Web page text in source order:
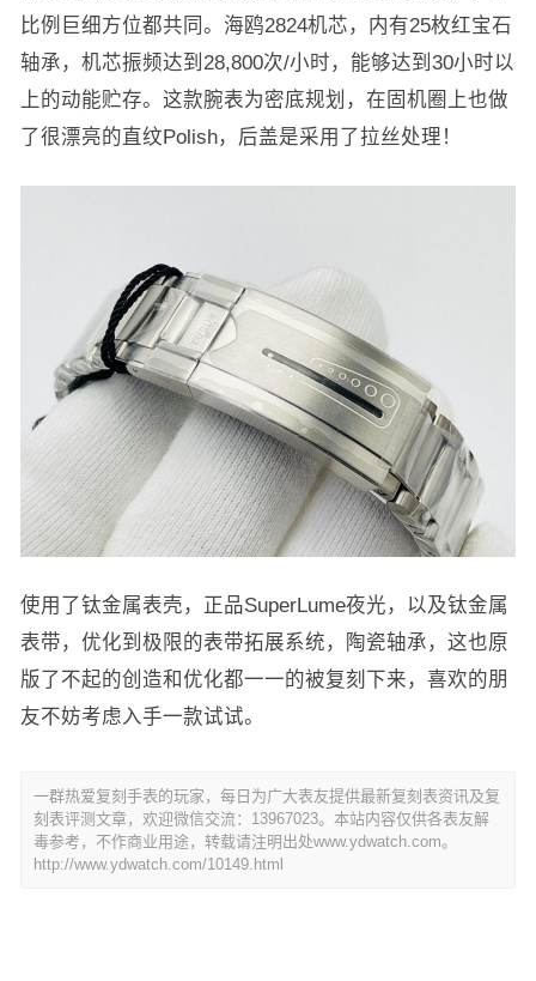
比例巨细方位都共同。海鸥2824机芯，内有25枚红宝石
轴承，机芯振频达到28,800次/小时，能够达到30小时以
上的动能贮存。这款腕表为密底规划，在固机圈上也做
了很漂亮的直纹Polish，后盖是采用了拉丝处理！
使用了钛金属表壳，正品SuperLume夜光，以及钛金属
表带，优化到极限的表带拓展系统，陶瓷轴承，这也原
版了不起的创造和优化都一一的被复刻下来，喜欢的朋
友不妨考虑入手一款试试。​​
一群热爱复刻手表的玩家，每日为广大表友提供最新复刻表资讯及复
刻表评测文章，欢迎微信交流：13967023。本站内容仅供各表友解
毒参考，不作商业用途，转载请注明出处www.ydwatch.com。
http://www.ydwatch.com/10149.html